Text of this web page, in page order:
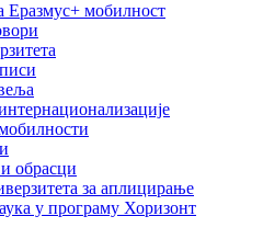
Еразмус+ мобилност
обрасци
за аплицирање
у програму Хоризонт